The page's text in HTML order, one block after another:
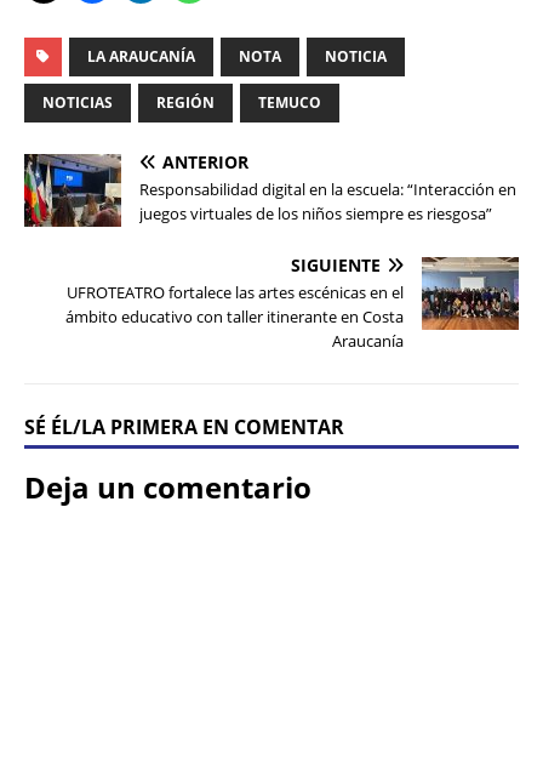
LA ARAUCANÍA NOTA NOTICIA
NOTICIAS REGIÓN TEMUCO
ANTERIOR
Responsabilidad digital en la escuela: “Interacción en
juegos virtuales de los niños siempre es riesgosa”
SIGUIENTE
UFROTEATRO fortalece las artes escénicas en el
ámbito educativo con taller itinerante en Costa
Araucanía
SÉ ÉL/LA PRIMERA EN COMENTAR
Deja un comentario